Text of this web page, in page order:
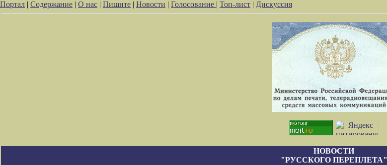
Портал | Содержание | О нас | Пишите | Новости | Голосование | Топ-лист | Дискуссия
НОВОСТИ
"РУССКОГО ПЕРЕПЛЕТА"